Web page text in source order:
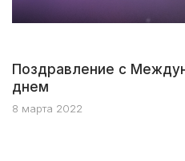
Поздравление с
днем
8 марта 2022